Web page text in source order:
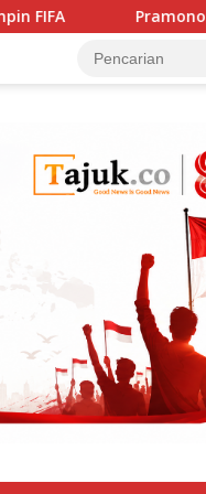
Pramono Tegaskan